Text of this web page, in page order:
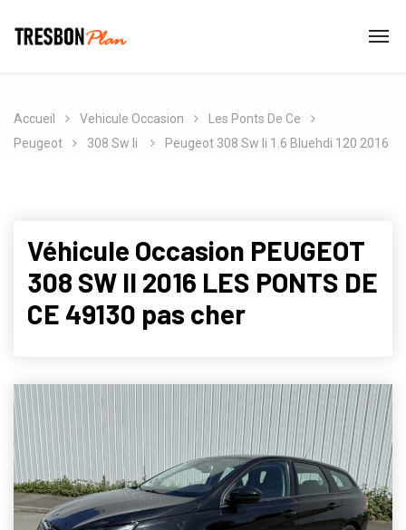
Accueil Vehicule Occasion
Les Ponts De Ce
Peugeot
308 Sw Ii Peugeot 308 Sw Ii 1.6 Bluehdi 120 2016
Véhicule Occasion PEUGEOT
308 SW II 2016 LES PONTS DE
CE 49130 pas cher